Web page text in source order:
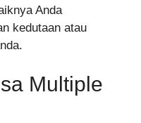
Anda
kedutaan atau
Multiple